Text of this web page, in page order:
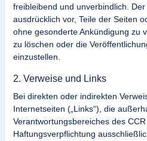
freibleibend und unverbindlich.
ausdrücklich vor, Teile der Seiten
ohne gesonderte Ankündigung zu
zu löschen oder die
einzustellen.
2. Verweise und Links
Bei direkten oder indirekten
Internetseiten („Links“), die
Verantwortungsbereiches des
Haftungsverpflichtung